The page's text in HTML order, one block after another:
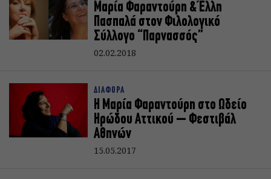
Μαρία Φαραντούρη & Έλλη
Πασπαλά στον Φιλολογικό
Σύλλογο “Παρνασσός”
02.02.2018
ΔΙΑΦΟΡΑ
Η Μαρία Φαραντούρη στο Ωδείο
Ηρώδου Αττικού – Φεστιβάλ
Αθηνών
15.05.2017